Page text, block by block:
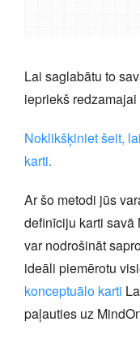
Lai saglabātu to
iepriekš
Noklikšķiniet šeit,
karti.
Ar šo metodi jūs
definīciju karti savā
var nodrošināt
ideāli piemērotu
konceptuālo karti
paļauties uz